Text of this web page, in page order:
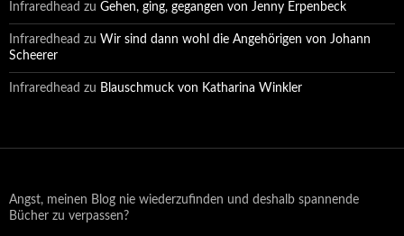
Infraredhead zu Gehen, ging, gegangen von Jenny Erpenbeck
Infraredhead zu Wir sind dann wohl die Angehörigen von Johann
Scheerer
Infraredhead zu Blauschmuck von Katharina Winkler
Angst, meinen Blog nie wiederzufinden und deshalb spannende
Bücher zu verpassen?